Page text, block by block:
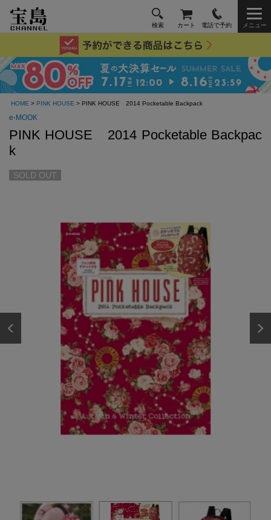
検索 カート 電話で予約 メニュー
HOME > PINK HOUSE > PINK HOUSE 2014 Pocketable Backpack
e-MOOK
PINK HOUSE 2014 Pocketable Backpac
k
SOLD OUT